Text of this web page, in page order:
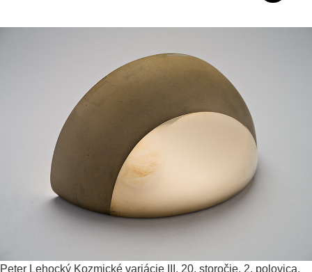
Peter Lehocký Kozmické variácie III. 20. storočie, 2. polovica,